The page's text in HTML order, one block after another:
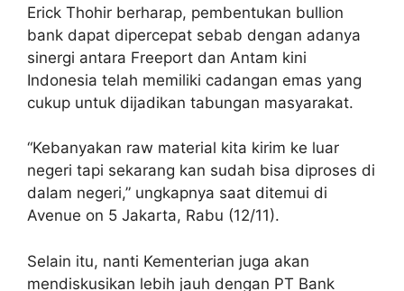
Erick Thohir berharap, pembentukan bullion
bank dapat dipercepat sebab dengan adanya
sinergi antara Freeport dan Antam kini
Indonesia telah memiliki cadangan emas yang
cukup untuk dijadikan tabungan masyarakat.
“Kebanyakan raw material kita kirim ke luar
negeri tapi sekarang kan sudah bisa diproses di
dalam negeri,” ungkapnya saat ditemui di
Avenue on 5 Jakarta, Rabu (12/11).
Selain itu, nanti Kementerian juga akan
mendiskusikan lebih jauh dengan PT Bank